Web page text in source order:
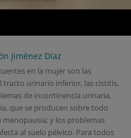
Jiménez Díaz
en la mujer son las
tracto urinario inferior, las cistitis,
de incontinencia urinaria,
que se producen sobre todo
menopausia; y los problemas
al suelo pélvico. Para todos